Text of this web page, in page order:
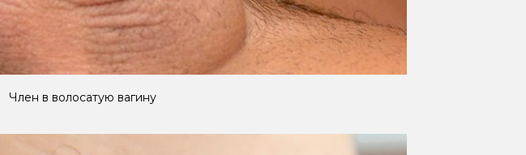
Член в волосатую вагину